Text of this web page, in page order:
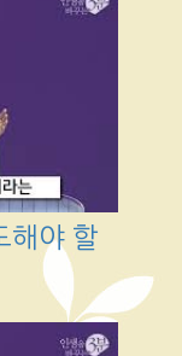
해야 할